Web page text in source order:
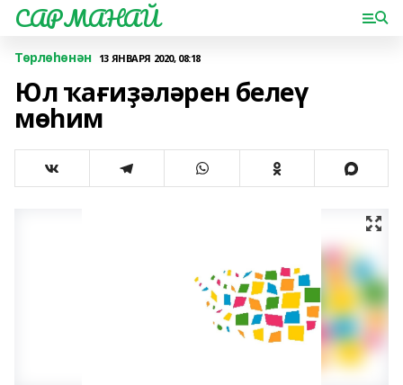
САРМАНАЙ
Төрлөһөнән 13 ЯНВАРЯ 2020, 08:18
Юл ҡағиҙәләрен белеү
мөһим